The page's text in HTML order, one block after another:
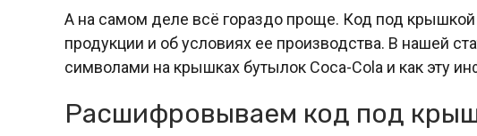
А на самом деле всё гораздо проще. Код под
продукции и об условиях ее производства. В нашей
символами на крышках бутылок Coca-Cola и как эту
Расшифровываем код под